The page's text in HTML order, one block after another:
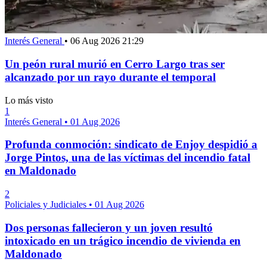
Interés General • 06 Aug 2026 21:29
Un peón rural murió en Cerro Largo tras ser
alcanzado por un rayo durante el temporal
Lo más visto
1
Interés General • 01 Aug 2026
Profunda conmoción: sindicato de Enjoy despidió a
Jorge Pintos, una de las víctimas del incendio fatal
en Maldonado
2
Policiales y Judiciales • 01 Aug 2026
Dos personas fallecieron y un joven resultó
intoxicado en un trágico incendio de vivienda en
Maldonado